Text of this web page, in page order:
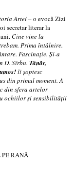
Artei– o evocă Zizi
secretar literar la
Cine vine la
Prima întâlnire.
Fascinaţie. Şi-a
D. Sîrbu. Tânăr,
îi şoptesc
din primul moment. A
din sfera artelor
ochiilor şi sensibilităţii
PE RANĂ